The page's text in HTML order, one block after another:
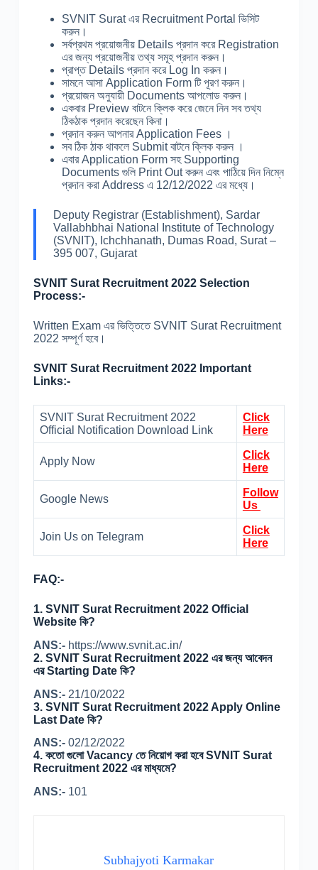
SVNIT Surat এর Recruitment Portal ভিসিট
করুন।
সর্বপ্রথম প্রয়োজনীয় Details প্রদান করে Registration
এর জন্য প্রয়োজনীয় তথ্য সমূহ প্রদান করুন।
প্রাপ্ত Details প্রদান করে Log In করুন।
সামনে আসা Application Form টি পূরণ করুন।
প্রয়োজন অনুযায়ী Documents আপলোড করুন।
একবার Preview বাটনে ক্লিক করে জেনে নিন সব তথ্য
ঠিকঠাক প্রদান করেছেন কিনা।
প্রদান করুন আপনার Application Fees ।
সব ঠিক ঠাক থাকলে Submit বাটনে ক্লিক করুন ।
এবার Application Form সহ Supporting
Documents গুলি Print Out করুন এবং পাঠিয়ে দিন নিম্নে
প্রদান করা Address এ 12/12/2022 এর মধ্যে।
Deputy Registrar (Establishment), Sardar
Vallabhbhai National Institute of Technology
(SVNIT), Ichchhanath, Dumas Road, Surat –
395 007, Gujarat
SVNIT Surat Recruitment 2022 Selection
Process:-
Written Exam এর ভিত্তিতে SVNIT Surat Recruitment
2022 সম্পূর্ণ হবে।
SVNIT Surat Recruitment 2022 Important
Links:-
SVNIT Surat Recruitment 2022
Official Notification Download Link
Click
Here
Apply Now
Click
Here
Google News
Follow
Us
Join Us on Telegram
Click
Here
FAQ:-
1. SVNIT Surat Recruitment 2022 Official
Website কি?
ANS:-https://www.svnit.ac.in/
2. SVNIT Surat Recruitment 2022 এর জন্য আবেদন
এর Starting Date কি?
ANS:-21/10/2022
3. SVNIT Surat Recruitment 2022 Apply Online
Last Date কি?
ANS:-02/12/2022
4. কতো গুলো Vacancy তে নিয়োগ করা হবে SVNIT Surat
Recruitment 2022 এর মাধ্যমে?
ANS:-101
Subhajyoti Karmakar